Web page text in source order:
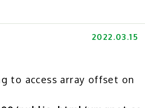
2022.03.15
to access array offset on